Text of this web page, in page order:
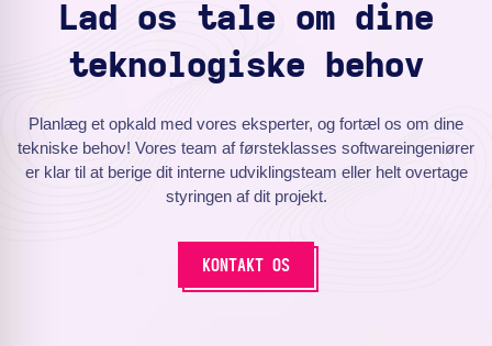
Lad os tale om dine
teknologiske behov
Planlæg et opkald med vores eksperter, og fortæl os om dine
tekniske behov! Vores team af førsteklasses softwareingeniører
er klar til at berige dit interne udviklingsteam eller helt overtage
styringen af dit projekt.
KONTAKT OS